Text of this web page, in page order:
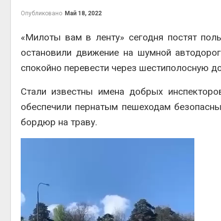
Опубликовано Май 18, 2022
«Милоты вам в ленту» сегодня постят
остановили движение на шумной
спокойно перевести через шестиполосную
Стали известны имена добрых
обеспечили пернатым пешеходам
бордюр на траву.